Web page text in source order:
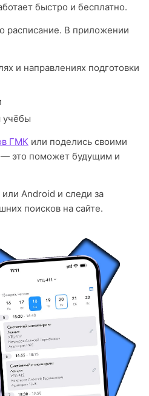
быстро и бесплатно.
расписание. В приложении
и направлениях подготовки
учёбы
ГМК или поделись своими
— это поможет будущим и
Android и следи за
поисков на сайте.